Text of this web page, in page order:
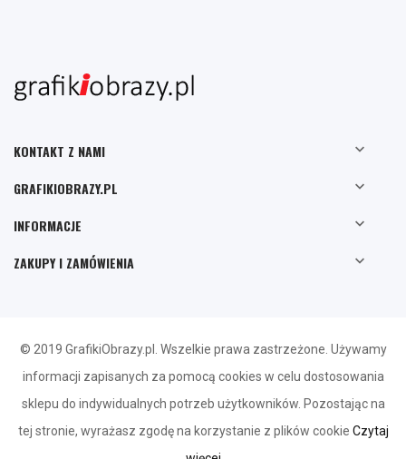
KONTAKT Z NAMI 
GRAFIKIOBRAZY.PL 
INFORMACJE 
ZAKUPY I ZAMÓWIENIA 
© 2019 GrafikiObrazy.pl. Wszelkie prawa zastrzeżone. Używamy
informacji zapisanych za pomocą cookies w celu dostosowania
sklepu do indywidualnych potrzeb użytkowników. Pozostając na
tej stronie, wyrażasz zgodę na korzystanie z plików cookie Czytaj